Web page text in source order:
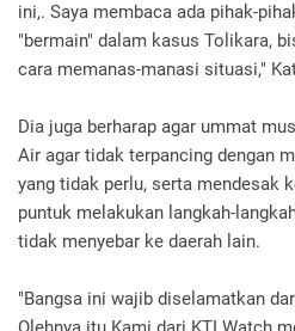
ini,. Saya membaca ada pihak-
"bermain" dalam kasus Tolikara,
cara memanas-manasi situasi,"
Dia juga berharap agar ummat
Air agar tidak terpancing dengan
yang tidak perlu, serta mendesak
puntuk melakukan langkah-
tidak menyebar ke daerah lain.
"Bangsa ini wajib diselamatkan